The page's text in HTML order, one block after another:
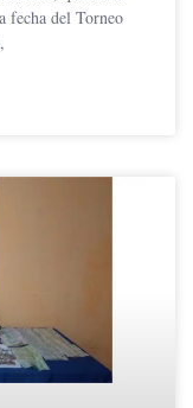
fecha del Torneo